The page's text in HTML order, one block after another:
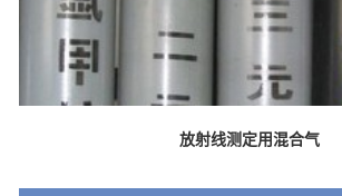
放射线测定用混合气